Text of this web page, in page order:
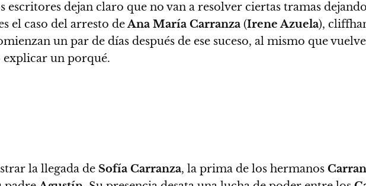
escritores dejan claro que no van a resolver ciertas tramas
el caso del arresto deAna María Carranza (Irene Azuela),
un par de días después de ese suceso, al mismo que
un porqué.
la llegada de Sofía Carranza, la prima de los hermanos